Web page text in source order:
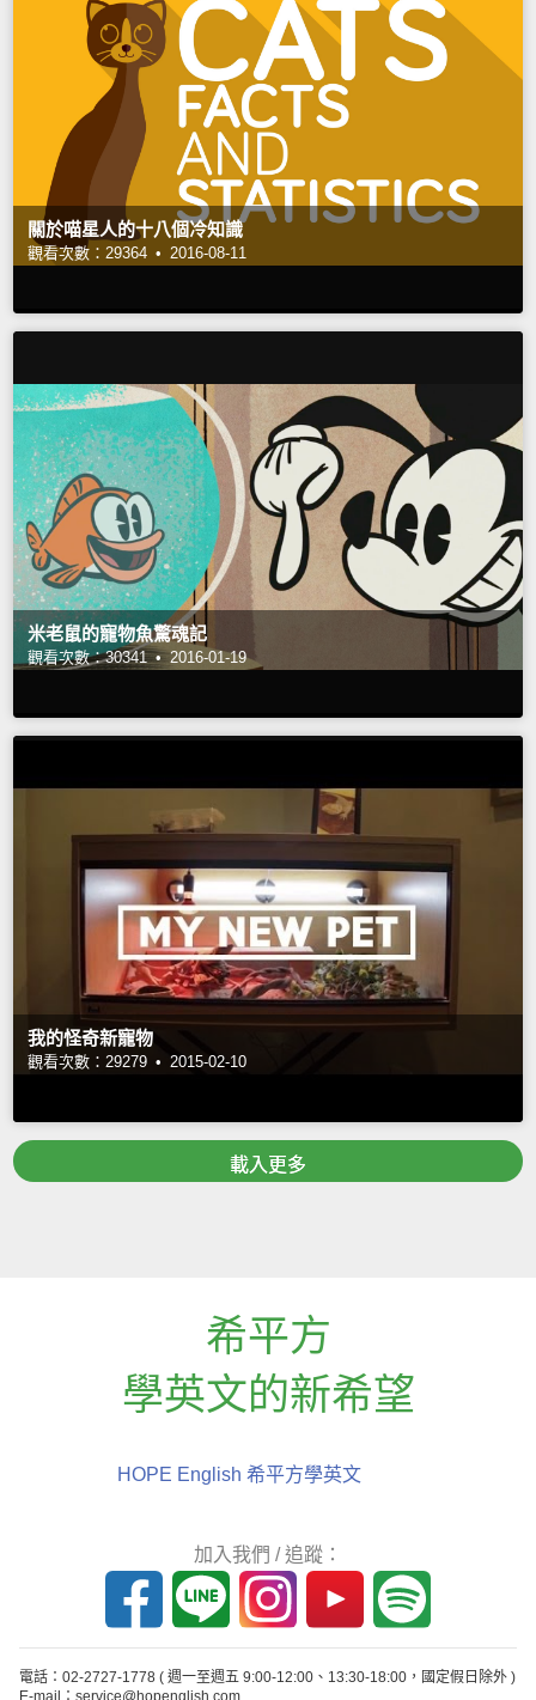
關於喵星人的十八個冷知識
觀看次數：29364 • 2016-08-11
米老鼠的寵物魚驚魂記
觀看次數：30341 • 2016-01-19
我的怪奇新寵物
觀看次數：29279 • 2015-02-10
載入更多
希平方
學英文的新希望
HOPE English 希平方學英文
加入我們 / 追蹤：
電話：02-2727-1778 ( 週一至週五 9:00-12:00、13:30-18:00，國定假日除外 )
E-mail：service@hopenglish.com